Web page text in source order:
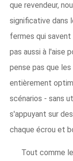
que revendeur,
significative dans
fermes qui
pas aussi à l'aise
pense pas que
entièrement
scénarios - sans
s'appuyant sur
chaque écrou et
Tout comme